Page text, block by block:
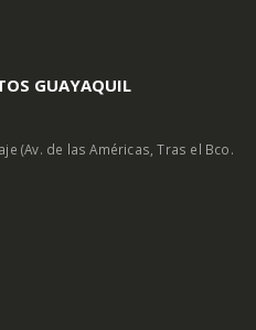
GUAYAQUIL
(Av. de las Américas, Tras el Bco.